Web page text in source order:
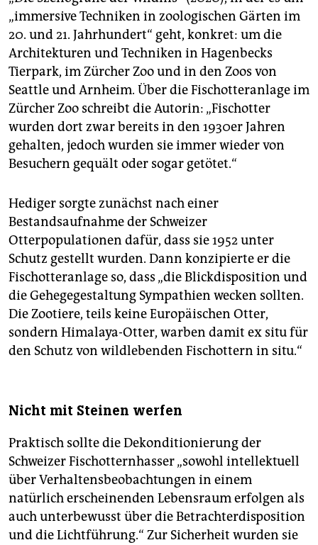
„immersive Techniken in zoologischen Gärten im
20. und 21. Jahrhundert“ geht, konkret: um die
Architekturen und Techniken in Hagenbecks
Tierpark, im Zürcher Zoo und in den Zoos von
Seattle und Arnheim. Über die Fischotteranlage im
Zürcher Zoo schreibt die Autorin: „Fischotter
wurden dort zwar bereits in den 1930er Jahren
gehalten, jedoch wurden sie immer wieder von
Besuchern gequält oder sogar getötet.“
Hediger sorgte zunächst nach einer
Bestandsaufnahme der Schweizer
Otterpopulationen dafür, dass sie 1952 unter
Schutz gestellt wurden. Dann konzipierte er die
Fischotteranlage so, dass „die Blickdisposition und
die Gehegegestaltung Sympathien wecken sollten.
Die Zootiere, teils keine Europäischen Otter,
sondern Himalaya-Otter, warben damit ex situ für
den Schutz von wildlebenden Fischottern in situ.“
Nicht mit Steinen werfen
Praktisch sollte die Dekonditionierung der
Schweizer Fischotternhasser „sowohl intellektuell
über Verhaltensbeobachtungen in einem
natürlich erscheinenden Lebensraum erfolgen als
auch unterbewusst über die Betrachterdisposition
und die Lichtführung.“ Zur Sicherheit wurden sie